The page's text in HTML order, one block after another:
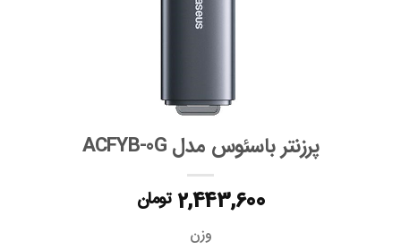
پرزنتر باسئوس مدل ACFYB-0G
2,443,600 تومان
وزن